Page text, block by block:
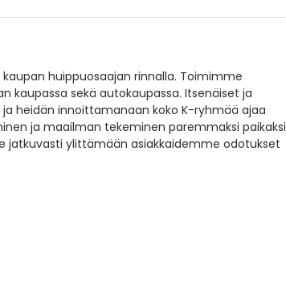
huippuosaajan rinnalla. Toimimme
kaupassa sekä autokaupassa. Itsenäiset ja
heidän innoittamanaan koko K-ryhmää ajaa
ja maailman tekeminen paremmaksi paikaksi
jatkuvasti ylittämään asiakkaidemme odotukset